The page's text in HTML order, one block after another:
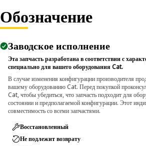
Обозначение
Заводское исполнение
Эта запчасть разработана в соответствии с
специально для вашего оборудования Cat.
В случае изменения конфигурации производителя
вашему оборудованию Cat. Перед покупкой
Cat, чтобы убедиться, что запчасть подходит для
состоянии и предполагаемой конфигурации. Этот
совместимость со всеми запчастями.
Восстановленный
Не подлежит возврату